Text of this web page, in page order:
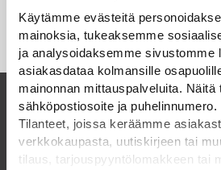
Käytämme evästeitä
mainoksia, tukeaksemme
ja analysoidaksemme sivustomme
asiakasdataa kolmansille
mainonnan mittauspalveluita. Näitä
sähköpostiosoite ja puhelinnumero.
Tilanteet, joissa keräämme
verkkokaupasta, uutiskirjeen tai
tilaus, tarjouspyyntölomakkeen tai
Suomalainen
kumppani